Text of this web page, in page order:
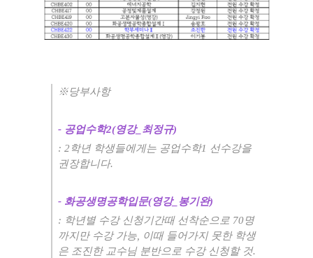
※당부사항
- 공업수학2(영강_ 최정규)
: 2 학년 학생들에게는 공업수학1 선수강을
권장합니다.
- 화공생명공학입문(영강_ 봉기완)
: 학년별 수강 신청기간때 선착순으로 70명
까지만 수강 가능
이때 들어가지 못한 학생
은 조진한 교수님 분반으로 수강 신청할 것.